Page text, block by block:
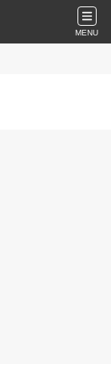
MENU